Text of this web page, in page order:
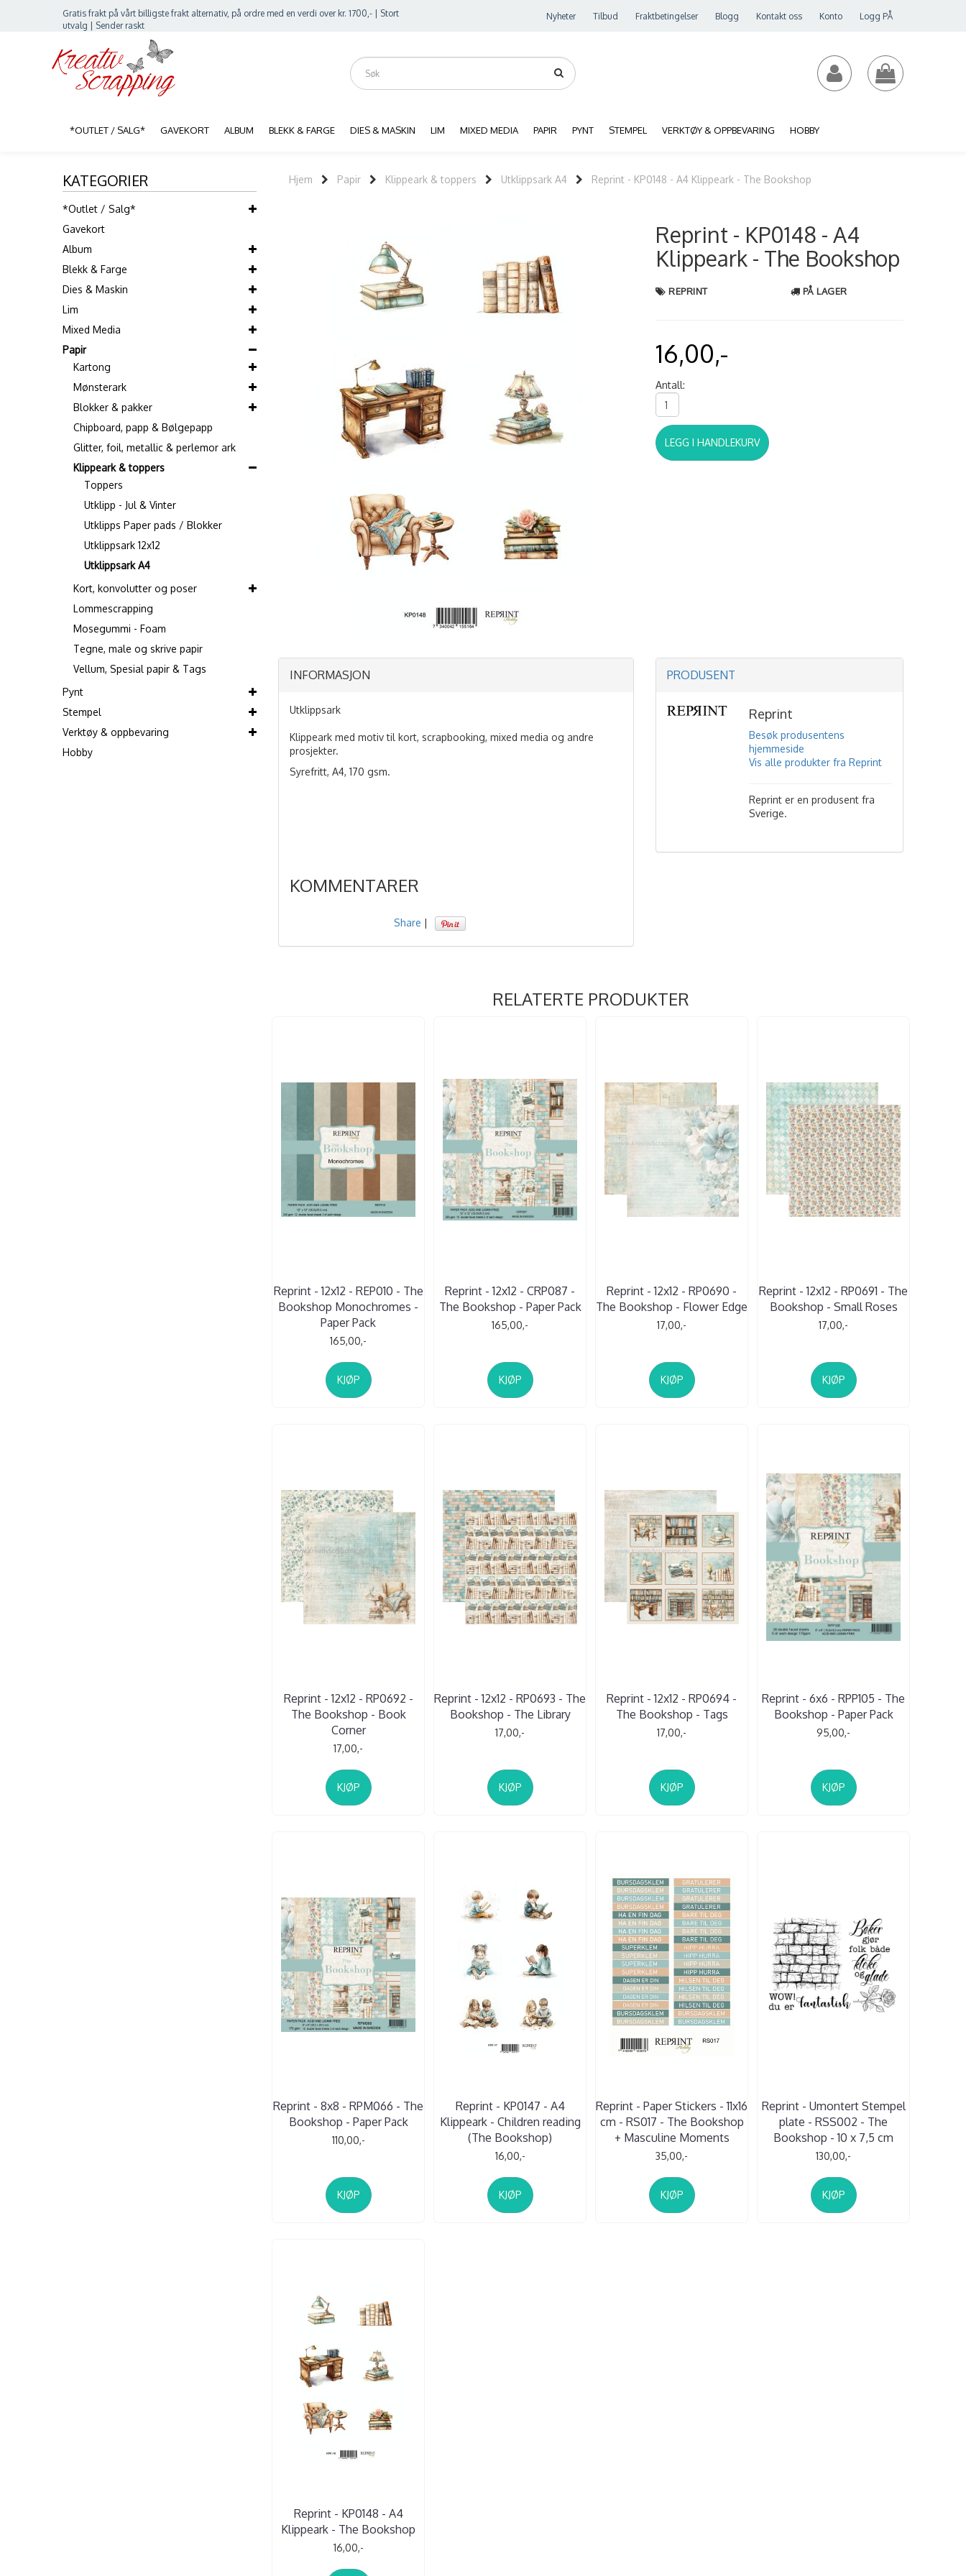
Gratis frakt på vårt billigste frakt alternativ, på ordre med en verdi over kr. 1700,- | Stort
utvalg | Sender raskt
Nyheter Tilbud Fraktbetingelser Blogg Kontakt oss Konto Logg PÅ
*OUTLET / SALG* GAVEKORT ALBUM BLEKK & FARGE DIES & MASKIN LIM MIXED MEDIA PAPIR PYNT STEMPEL VERKTØY & OPPBEVARING HOBBY
KATEGORIER
*Outlet / Salg*
Gavekort
Album
Blekk & Farge
Dies & Maskin
Lim
Mixed Media
Papir
Kartong
Mønsterark
Blokker & pakker
Chipboard, papp & Bølgepapp
Glitter, foil, metallic & perlemor ark
Klippeark & toppers
Toppers
Utklipp - Jul & Vinter
Utklipps Paper pads / Blokker
Utklippsark 12x12
Utklippsark A4
Kort, konvolutter og poser
Lommescrapping
Mosegummi - Foam
Tegne, male og skrive papir
Vellum, Spesial papir & Tags
Pynt
Stempel
Verktøy & oppbevaring
Hobby
Hjem Papir Klippeark & toppers Utklippsark A4 Reprint - KP0148 - A4 Klippeark - The Bookshop
Reprint - KP0148 - A4
Klippeark - The Bookshop
REPRINT PÅ LAGER
16,00,-
Antall:
LEGG I HANDLEKURV
INFORMASJON
Utklippsark
Klippeark med motiv til kort, scrapbooking, mixed media og andre
prosjekter.
Syrefritt, A4, 170 gsm.
KOMMENTARER
Share |
PRODUSENT
Reprint
Besøk produsentens
hjemmeside
Vis alle produkter fra Reprint
Reprint er en produsent fra
Sverige.
RELATERTE PRODUKTER
Reprint - 12x12 - REP010 - The
Bookshop Monochromes -
Paper Pack
165,00,-
KJØP
Reprint - 12x12 - CRP087 -
The Bookshop - Paper Pack
165,00,-
KJØP
Reprint - 12x12 - RP0690 -
The Bookshop - Flower Edge
17,00,-
KJØP
Reprint - 12x12 - RP0691 - The
Bookshop - Small Roses
17,00,-
KJØP
Reprint - 12x12 - RP0692 -
The Bookshop - Book
Corner
17,00,-
KJØP
Reprint - 12x12 - RP0693 - The
Bookshop - The Library
17,00,-
KJØP
Reprint - 12x12 - RP0694 -
The Bookshop - Tags
17,00,-
KJØP
Reprint - 6x6 - RPP105 - The
Bookshop - Paper Pack
95,00,-
KJØP
Reprint - 8x8 - RPM066 - The
Bookshop - Paper Pack
110,00,-
KJØP
Reprint - KP0147 - A4
Klippeark - Children reading
(The Bookshop)
16,00,-
KJØP
Reprint - Paper Stickers - 11x16
cm - RS017 - The Bookshop
+ Masculine Moments
35,00,-
KJØP
Reprint - Umontert Stempel
plate - RSS002 - The
Bookshop - 10 x 7,5 cm
130,00,-
KJØP
Reprint - KP0148 - A4
Klippeark - The Bookshop
16,00,-